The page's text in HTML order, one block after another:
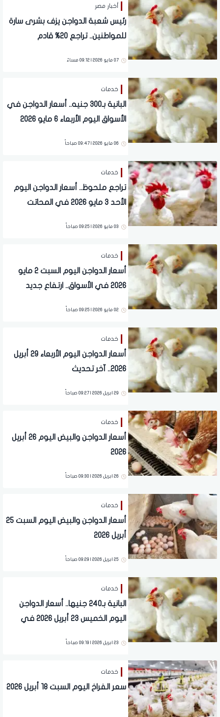
أخبار مصر
رئيس شعبة الدواجن يزف بشرى سارة
للمواطنين.. تراجع 20% قادم
07 مايو 2026 | 09:12 مساءً
خدمات
البانية بـ300 جنيه.. أسعار الدواجن في
الأسواق اليوم الأربعاء 6 مايو 2026
06 مايو 2026 | 09:47 صباحاً
خدمات
تراجع ملحوظ.. أسعار الدواجن اليوم
الأحد 3 مايو 2026 في المحاتت
03 مايو 2026 | 09:25 صباحاً
خدمات
أسعار الدواجن اليوم السبت 2 مايو
2026 في الأسواق.. ارتفاع جديد
02 مايو 2026 | 09:25 صباحاً
خدمات
أسعار الدواجن اليوم الأربعاء 29 أبريل
2026.. آخر تحديث
29 ابريل 2026 | 09:27 صباحاً
خدمات
أسعار الدواجن والبيض اليوم 26 أبريل
2026
26 ابريل 2026 | 09:30 صباحاً
خدمات
أسعار الدواجن والبيض اليوم السبت 25
أبريل 2026
25 ابريل 2026 | 09:29 صباحاً
خدمات
البانية بـ240 جنيها.. أسعار الدواجن
اليوم الخميس 23 أبريل 2026 في
23 ابريل 2026 | 09:19 صباحاً
خدمات
سعر الفراخ اليوم السبت 18 أبريل 2026